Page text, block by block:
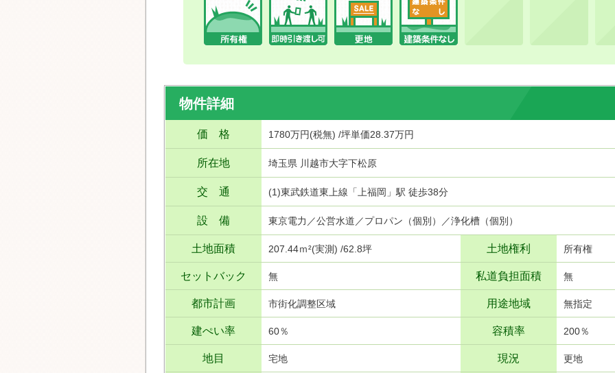
物件詳細
価 格 1780万円(税無) /坪単価28.37万円
所在地 埼玉県 川越市大字下松原
交 通 (1)東武鉄道東上線「上福岡」駅 徒歩38分
設 備 東京電力／公営水道／プロパン（個別）／浄化槽（個別）
土地面積 207.44ｍ²(実測) /62.8坪 土地権利 所有権
セットバック 無 私道負担面積 無
都市計画 市街化調整区域 用途地域 無指定
建ぺい率 60％ 容積率 200％
地目 宅地 現況 更地